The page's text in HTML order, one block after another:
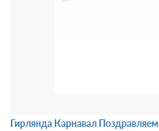
Гирлянда Карнавал Поздравляем